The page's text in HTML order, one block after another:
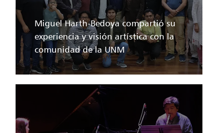
Miguel Harth-Bedoya compartió su
experiencia y visión artística con la
comunidad de la UNM